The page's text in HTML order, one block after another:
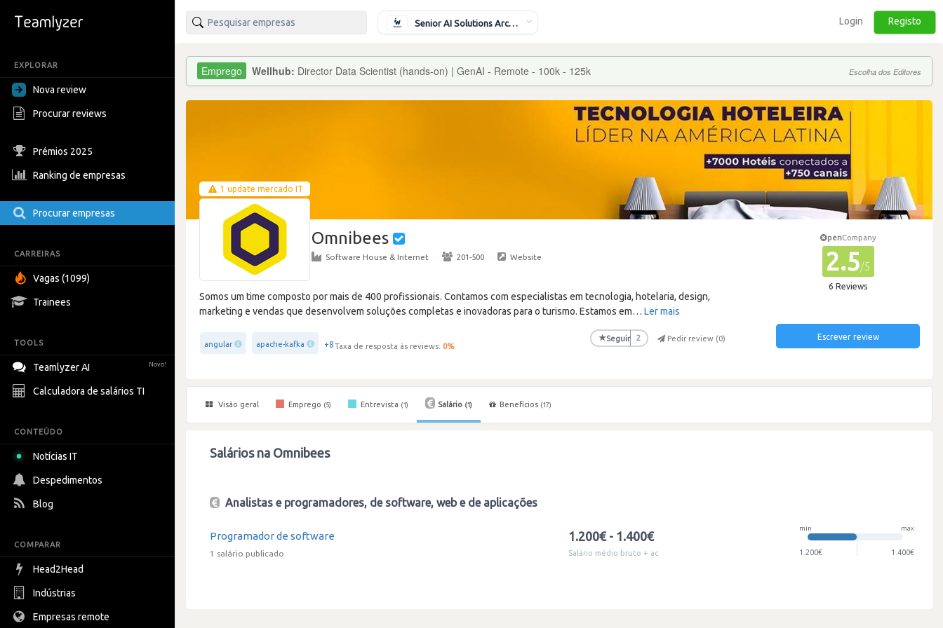
EXPLORAR
Nova review
Procurar reviews
Prémios 2025
Ranking de empresas
Procurar empresas
CARREIRAS
Vagas (1099)
Trainees
TOOLS
Teamlyzer AI Novo!
Calculadora de salários TI
CONTEÚDO
Notícias IT
Despedimentos
Blog
COMPARAR
Head2Head
Indústrias
Empresas remote
Senior AI Solutions Architect Login Registo
Wellhub: Director Data Scientist (hands-on) | GenAI - Remote - 100k - 125k Escolha dos Editores
1 update mercado IT
Omnibees
Software House & Internet · 201-500 · Website
Somos um time composto por mais de 400 profissionais. Contamos com especialistas em tecnologia, hotelaria, design,
marketing e vendas que desenvolvem soluções completas e inovadoras para o turismo. Estamos em… Ler mais
angular apache-kafka +8Taxa de resposta às reviews: 0%
★Seguir 2 Pedir review (0)
penCompany
2.5/5
6 Reviews
Escrever review
Visão geral Emprego (5) Entrevista (1) Salário (1) Benefícios (17)
Salários na Omnibees
Analistas e programadores, de software, web e de aplicações
Programador de software
1 salário publicado
1.200€ - 1.400€
Salário médio bruto + ac
min max
1.200€ 1.400€